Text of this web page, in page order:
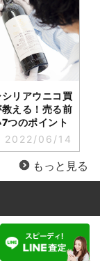
シリアウニコ買
える！売る前
つのポイント
2022/06/14
もっと見る